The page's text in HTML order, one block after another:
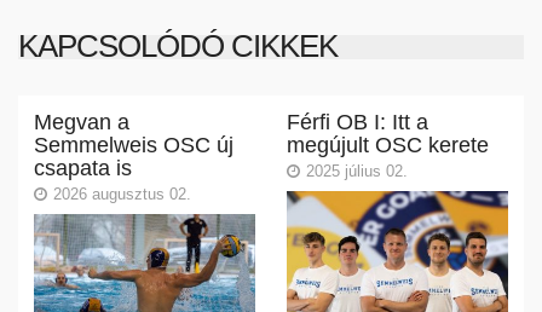
KAPCSOLÓDÓ CIKKEK
Megvan a
Semmelweis OSC új
csapata is
2026 augusztus 02.
Férfi OB I: Itt a
megújult OSC kerete
2025 július 02.